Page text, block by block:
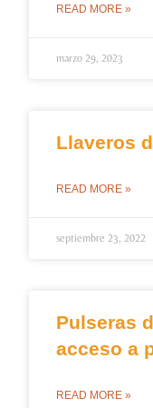
READ MORE »
marzo 29, 2023
Llaveros
READ MORE »
septiembre 23, 2022
Pulseras
acceso a
READ MORE »